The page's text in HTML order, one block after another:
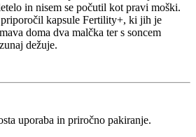
in nisem se počutil kot pravi moški.
priporočil kapsule Fertility+, ki jih je
doma dva malčka ter s soncem
dežuje.
uporaba in priročno pakiranje.